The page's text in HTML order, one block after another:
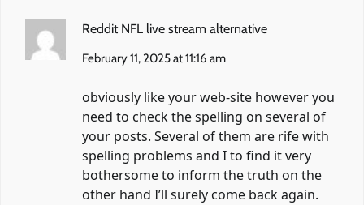
Reddit NFL live stream alternative
February 11, 2025 at 11:16 am
obviously like your web-site however you
need to check the spelling on several of
your posts. Several of them are rife with
spelling problems and I to find it very
bothersome to inform the truth on the
other hand I’ll surely come back again.